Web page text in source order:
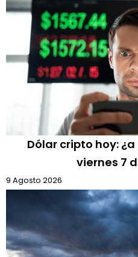
Dólar cripto hoy:
viernes 7
9 Agosto 2026